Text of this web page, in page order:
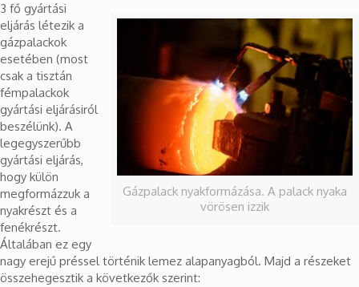
Gázpalack nyakformázása. A palack nyaka
vörösen izzik
3 fő gyártási
eljárás létezik a
gázpalackok
esetében (most
csak a tisztán
fémpalackok
gyártási eljárásiról
beszélünk). A
legegyszerűbb
gyártási eljárás,
hogy külön
megformázzuk a
nyakrészt és a
fenékrészt.
Általában ez egy
nagy erejű préssel történik lemez alapanyagból. Majd a részeket
összehegesztik a következők szerint: